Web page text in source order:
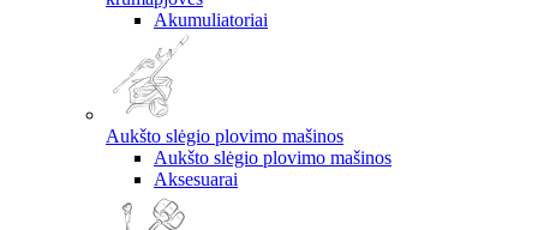
Akumuliatoriai
Aukšto slėgio plovimo mašinos
Aukšto slėgio plovimo mašinos
Aksesuarai